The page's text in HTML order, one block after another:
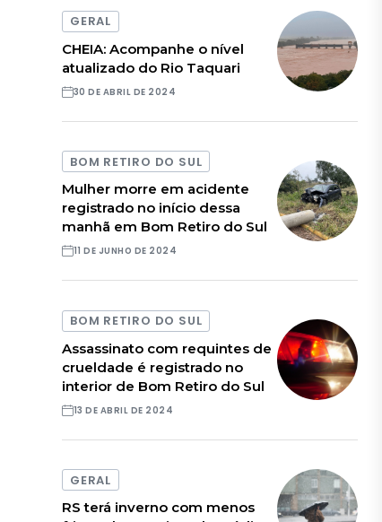
GERAL
CHEIA: Acompanhe o nível
atualizado do Rio Taquari
30 DE ABRIL DE 2024
BOM RETIRO DO SUL
Mulher morre em acidente
registrado no início dessa
manhã em Bom Retiro do Sul
11 DE JUNHO DE 2024
BOM RETIRO DO SUL
Assassinato com requintes de
crueldade é registrado no
interior de Bom Retiro do Sul
13 DE ABRIL DE 2024
GERAL
RS terá inverno com menos